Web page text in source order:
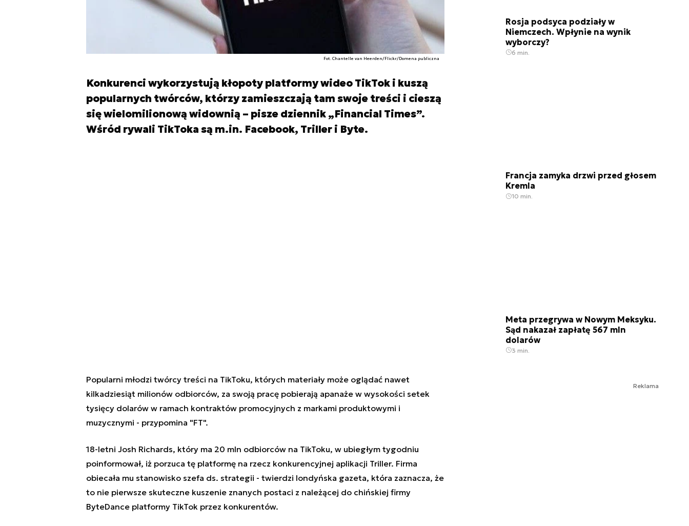
Fot. Chantelle van Heerden/Flickr/Domena publiczna
Konkurenci wykorzystują kłopoty platformy wideo TikTok i kuszą
popularnych twórców, którzy zamieszczają tam swoje treści i cieszą
się wielomilionową widownią – pisze dziennik „Financial Times”.
Wśród rywali TikToka są m.in. Facebook, Triller i Byte.
Popularni młodzi twórcy treści na TikToku, których materiały może oglądać nawet
kilkadziesiąt milionów odbiorców, za swoją pracę pobierają apanaże w wysokości setek
tysięcy dolarów w ramach kontraktów promocyjnych z markami produktowymi i
muzycznymi - przypomina "FT".
18-letni Josh Richards, który ma 20 mln odbiorców na TikToku, w ubiegłym tygodniu
poinformował, iż porzuca tę platformę na rzecz konkurencyjnej aplikacji Triller. Firma
obiecała mu stanowisko szefa ds. strategii - twierdzi londyńska gazeta, która zaznacza, że
to nie pierwsze skuteczne kuszenie znanych postaci z należącej do chińskiej firmy
ByteDance platformy TikTok przez konkurentów.
Rosja podsyca podziały w
Niemczech. Wpłynie na wynik
wyborczy?
6 min.
Francja zamyka drzwi przed głosem
Kremla
10 min.
Meta przegrywa w Nowym Meksyku.
Sąd nakazał zapłatę 567 mln
dolarów
3 min.
Reklama